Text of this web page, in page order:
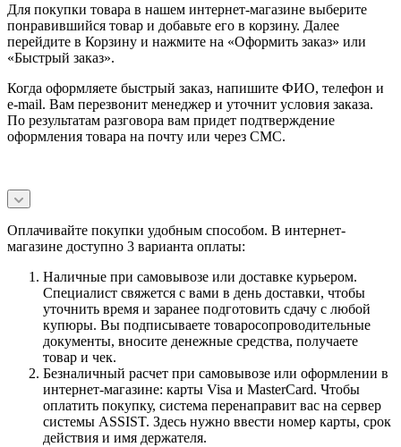
Для покупки товара в нашем интернет-магазине выберите
понравившийся товар и добавьте его в корзину. Далее
перейдите в Корзину и нажмите на «Оформить заказ» или
«Быстрый заказ».
Когда оформляете быстрый заказ, напишите ФИО, телефон и
e-mail. Вам перезвонит менеджер и уточнит условия заказа.
По результатам разговора вам придет подтверждение
оформления товара на почту или через СМС.
Оплачивайте покупки удобным способом. В интернет-
магазине доступно 3 варианта оплаты:
Наличные при самовывозе или доставке курьером.
Специалист свяжется с вами в день доставки, чтобы
уточнить время и заранее подготовить сдачу с любой
купюры. Вы подписываете товаросопроводительные
документы, вносите денежные средства, получаете
товар и чек.
Безналичный расчет при самовывозе или оформлении в
интернет-магазине: карты Visa и MasterCard. Чтобы
оплатить покупку, система перенаправит вас на сервер
системы ASSIST. Здесь нужно ввести номер карты, срок
действия и имя держателя.